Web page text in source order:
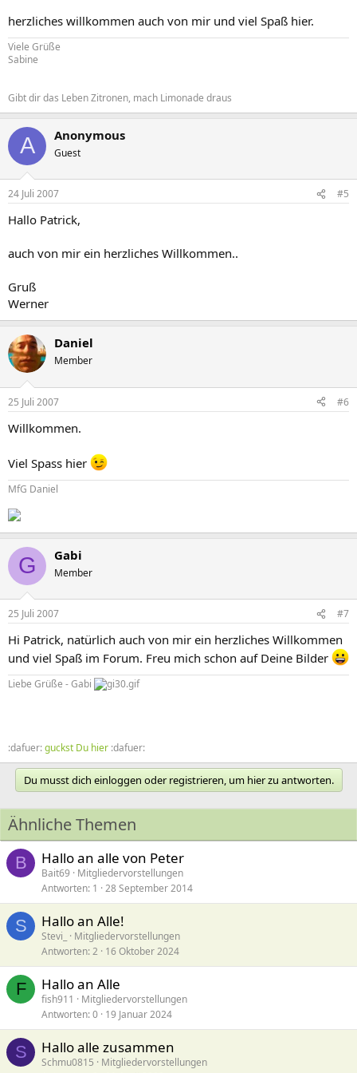
herzliches willkommen auch von mir und viel Spaß hier.
Viele Grüße
Sabine
Gibt dir das Leben Zitronen, mach Limonade draus
A Anonymous
Guest
24 Juli 2007 #5
Hallo Patrick,
auch von mir ein herzliches Willkommen..
Gruß
Werner
Daniel
Member
25 Juli 2007 #6
Willkommen.
Viel Spass hier
MfG Daniel
G Gabi
Member
25 Juli 2007 #7
Hi Patrick, natürlich auch von mir ein herzliches Willkommen
und viel Spaß im Forum. Freu mich schon auf Deine Bilder
Liebe Grüße - Gabi
:dafuer:guckst Du hier :dafuer:
Du musst dich einloggen oder registrieren, um hier zu antworten.
Ähnliche Themen
B Hallo an alle von Peter
Bait69
Mitgliedervorstellungen
Antworten 1 28 September 2014
S Hallo an Alle!
Stevi_
Mitgliedervorstellungen
Antworten 2 16 Oktober 2024
F Hallo an Alle
fish911
Mitgliedervorstellungen
Antworten 0 19 Januar 2024
S Hallo alle zusammen
Schmu0815
Mitgliedervorstellungen